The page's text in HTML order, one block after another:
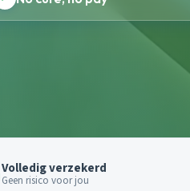
Volledig verzekerd
Geen risico voor jou